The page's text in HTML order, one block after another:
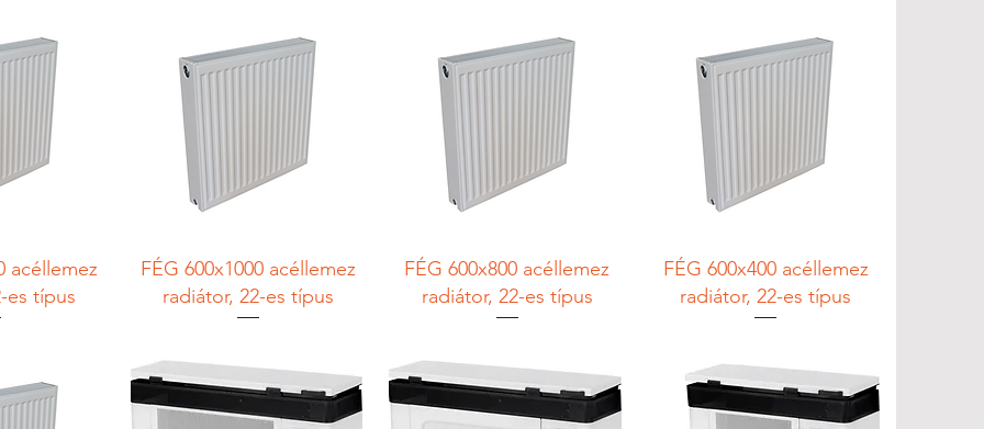
acéllemez
es típus
FÉG 600x1000 acéllemez
radiátor, 22-es típus
FÉG 600x800 acéllemez
radiátor, 22-es típus
FÉG 600x400 acéllemez
radiátor, 22-es típus